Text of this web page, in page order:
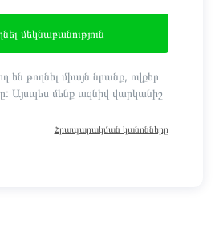
մեկնաբանություն
են թողնել միայն նրանք, ովքեր
Այսպես մենք ազնիվ վարկանիշ
Հրապարակման կանոնները